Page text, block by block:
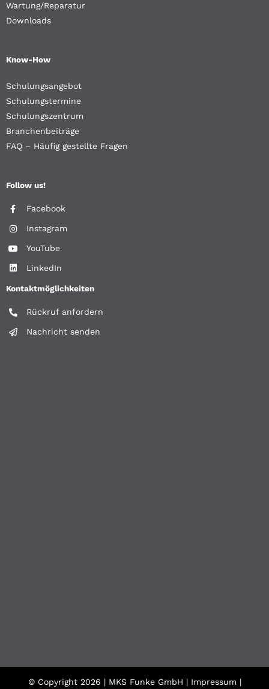
Wartung/Reparatur
Downloads
Know-How
Schulungsangebot
Schulungstermine
Schulungszentrum
Branchenbeiträge
FAQ – Häufig gestellte Fragen
Follow us!
Facebook
Instagram
YouTube
LinkedIn
Kontaktmöglichkeiten
Rückruf anfordern
Nachricht senden
© Copyright 2026 | MKS Funke GmbH | Impressum|